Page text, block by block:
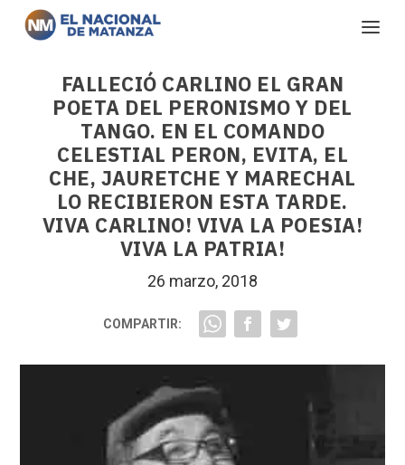
FALLECIÓ CARLINO EL GRAN
POETA DEL PERONISMO Y DEL
TANGO. EN EL COMANDO
CELESTIAL PERON, EVITA, EL
CHE, JAURETCHE Y MARECHAL
LO RECIBIERON ESTA TARDE.
VIVA CARLINO! VIVA LA POESIA!
VIVA LA PATRIA!
26 marzo, 2018
COMPARTIR: